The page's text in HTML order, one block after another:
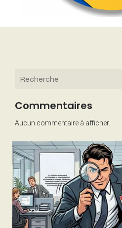
Commentaires
Aucun commentaire à afficher.